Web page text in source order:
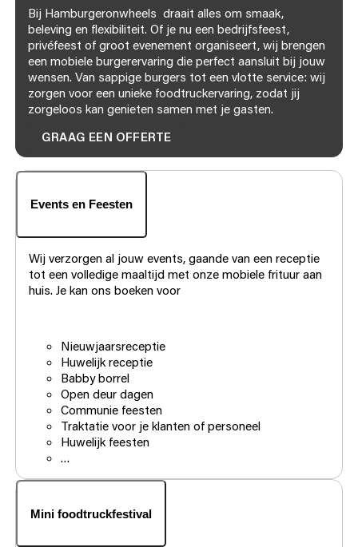
Bij Hamburgeronwheels draait alles om smaak,
beleving en flexibiliteit. Of je nu een bedrijfsfeest,
privéfeest of groot evenement organiseert, wij brengen
een mobiele burgerervaring die perfect aansluit bij jouw
wensen. Van sappige burgers tot een vlotte service: wij
zorgen voor een unieke foodtruckervaring, zodat jij
zorgeloos kan genieten samen met je gasten.
GRAAG EEN OFFERTE
Events en Feesten
Wij verzorgen al jouw events, gaande van een receptie
tot een volledige maaltijd met onze mobiele frituur aan
huis. Je kan ons boeken voor
Nieuwjaarsreceptie
Huwelijk receptie
Babby borrel
Open deur dagen
Communie feesten
Traktatie voor je klanten of personeel
Huwelijk feesten
…
Mini foodtruckfestival